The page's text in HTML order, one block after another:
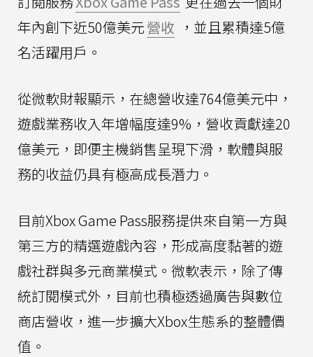
年內創下近50億美元營收 ，並且累積達5億
名活躍用戶。
從微軟財報顯示，在總營收達764億美元中，
遊戲業務收入年增幅度達9%，營收貢獻達20
億美元，即便主機銷售呈現下滑，軟體與服
務的收益仍具有極高成長潛力。
目前Xbox Game Pass服務提供來自第一方與
第三方的精選遊戲內容，形成高度黏著的遊
戲社群與多元商業模式。微軟表示，除了傳
統訂閱模式外，目前也積極透過廣告與數位
商店營收，進一步擴大Xbox生態系的整體價
值。